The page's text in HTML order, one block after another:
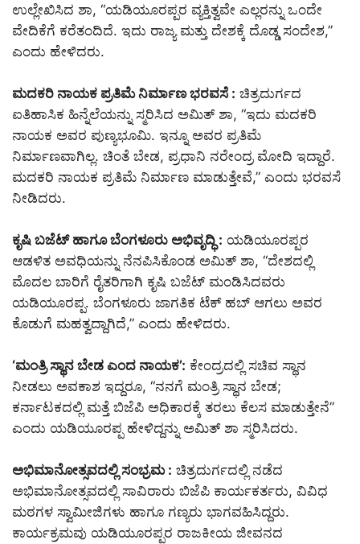
ಉಲ್ಲೇಖಿಸಿದ ಶಾ, “ಯಡಿಯೂರಪ್ಪರ ವ್ಯಕ್ತಿತ್ವವೇ ಎಲ್ಲರನ್ನು ಒಂದೇ
ವೇದಿಕೆಗೆ ಕರೆತಂದಿದೆ. ಇದು ರಾಜ್ಯ ಮತ್ತು ದೇಶಕ್ಕೆ ದೊಡ್ಡ ಸಂದೇಶ,”
ಎಂದು ಹೇಳಿದರು.
ಮದಕರಿ ನಾಯಕ ಪ್ರತಿಮೆ ನಿರ್ಮಾಣ ಭರವಸೆ : ಚಿತ್ರದುರ್ಗದ
ಐತಿಹಾಸಿಕ ಹಿನ್ನೆಲೆಯನ್ನು ಸ್ಮರಿಸಿದ ಅಮಿತ್ ಶಾ, “ಇದು ಮದಕರಿ
ನಾಯಕ ಅವರ ಪುಣ್ಯಭೂಮಿ. ಇನ್ನೂ ಅವರ ಪ್ರತಿಮೆ
ನಿರ್ಮಾಣವಾಗಿಲ್ಲ. ಚಿಂತೆ ಬೇಡ, ಪ್ರಧಾನಿ ನರೇಂದ್ರ ಮೋದಿ ಇದ್ದಾರೆ.
ಮದಕರಿ ನಾಯಕ ಪ್ರತಿಮೆ ನಿರ್ಮಾಣ ಮಾಡುತ್ತೇವೆ,” ಎಂದು ಭರವಸೆ
ನೀಡಿದರು.
ಕೃಷಿ ಬಜೆಟ್ ಹಾಗೂ ಬೆಂಗಳೂರು ಅಭಿವೃದ್ಧಿ : ಯಡಿಯೂರಪ್ಪರ
ಆಡಳಿತ ಅವಧಿಯನ್ನು ನೆನಪಿಸಿಕೊಂಡ ಅಮಿತ್ ಶಾ, “ದೇಶದಲ್ಲಿ
ಮೊದಲ ಬಾರಿಗೆ ರೈತರಿಗಾಗಿ ಕೃಷಿ ಬಜೆಟ್ ಮಂಡಿಸಿದವರು
ಯಡಿಯೂರಪ್ಪ. ಬೆಂಗಳೂರು ಜಾಗತಿಕ ಟೆಕ್ ಹಬ್ ಆಗಲು ಅವರ
ಕೊಡುಗೆ ಮಹತ್ವದ್ದಾಗಿದೆ,” ಎಂದು ಹೇಳಿದರು.
‘ಮಂತ್ರಿ ಸ್ಥಾನ ಬೇಡ ಎಂದ ನಾಯಕ’: ಕೇಂದ್ರದಲ್ಲಿ ಸಚಿವ ಸ್ಥಾನ
ನೀಡಲು ಅವಕಾಶ ಇದ್ದರೂ, “ನನಗೆ ಮಂತ್ರಿ ಸ್ಥಾನ ಬೇಡ;
ಕರ್ನಾಟಕದಲ್ಲಿ ಮತ್ತೆ ಬಿಜೆಪಿ ಅಧಿಕಾರಕ್ಕೆ ತರಲು ಕೆಲಸ ಮಾಡುತ್ತೇನೆ”
ಎಂದು ಯಡಿಯೂರಪ್ಪ ಹೇಳಿದ್ದನ್ನು ಅಮಿತ್ ಶಾ ಸ್ಮರಿಸಿದರು.
ಅಭಿಮಾನೋತ್ಸವದಲ್ಲಿ ಸಂಭ್ರಮ : ಚಿತ್ರದುರ್ಗದಲ್ಲಿ ನಡೆದ
ಅಭಿಮಾನೋತ್ಸವದಲ್ಲಿ ಸಾವಿರಾರು ಬಿಜೆಪಿ ಕಾರ್ಯಕರ್ತರು, ವಿವಿಧ
ಮಠಗಳ ಸ್ವಾಮೀಜಿಗಳು ಹಾಗೂ ಗಣ್ಯರು ಭಾಗವಹಿಸಿದ್ದರು.
ಕಾರ್ಯಕ್ರಮವು ಯಡಿಯೂರಪ್ಪರ ರಾಜಕೀಯ ಜೀವನದ